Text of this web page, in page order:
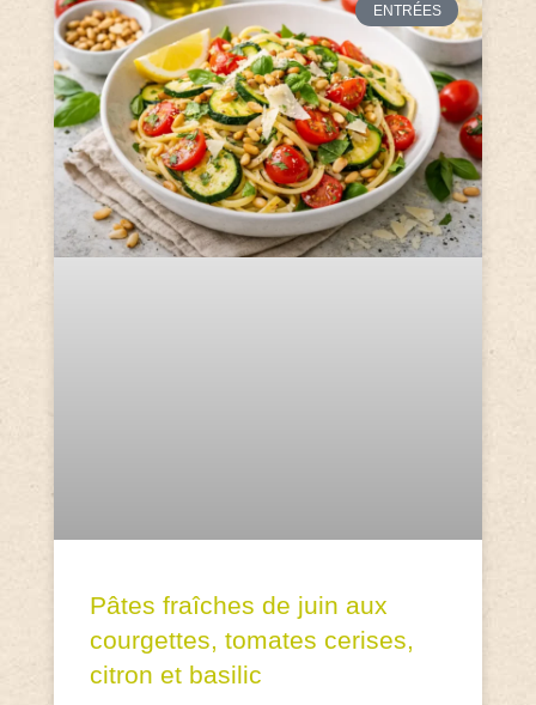
ENTRÉES
Pâtes fraîches de juin aux
courgettes, tomates cerises,
citron et basilic